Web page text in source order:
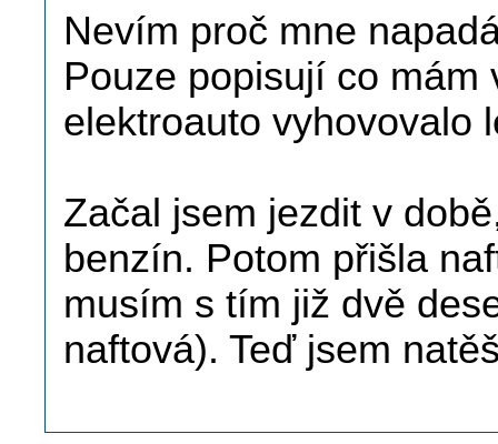
Nevím proč mne
Pouze popisují co mám
elektroauto vyhovovalo
Začal jsem jezdit v
benzín. Potom přišla
musím s tím již dvě
naftová). Teď jsem